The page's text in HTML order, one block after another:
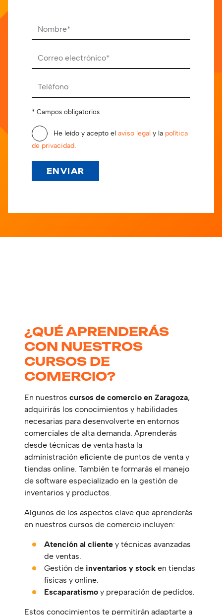
Por favor, deja este campo vacío.
* Campos obligatorios
He leído y acepto el aviso legal y la política
de privacidad.
¿QUÉ APRENDERÁS
CON NUESTROS
CURSOS DE
COMERCIO?
En nuestroscursos de comercio en Zaragoza,
adquirirás los conocimientos y habilidades
necesarias para desenvolverte en entornos
comerciales de alta demanda. Aprenderás
desde técnicas de venta hasta la
administración eficiente de puntos de venta y
tiendas online. También te formarás el manejo
de software especializado en la gestión de
inventarios y productos.
Algunos de los aspectos clave que aprenderás
en nuestros cursos de comercio incluyen:
Atención al cliente y técnicas avanzadas
de ventas.
Gestión de inventarios y stock en tiendas
físicas y online.
Escaparatismoy preparación de pedidos.
Estos conocimientos te permitirán adaptarte a